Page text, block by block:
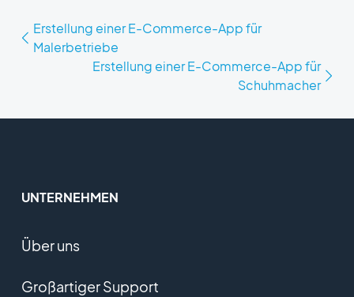
Erstellung einer E-Commerce-App für
Malerbetriebe
Erstellung einer E-Commerce-App für
Schuhmacher
UNTERNEHMEN
Über uns
Großartiger Support